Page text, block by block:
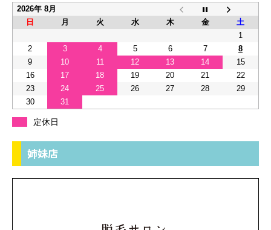
2026年 8月
日
月 火 水 木 金
土
1
2
3 4 5 6 7
8
9
10 11 12 13 14
15
16
17 18 19 20 21
22
23
24 25 26 27 28
29
30
31
定休日
姉妹店